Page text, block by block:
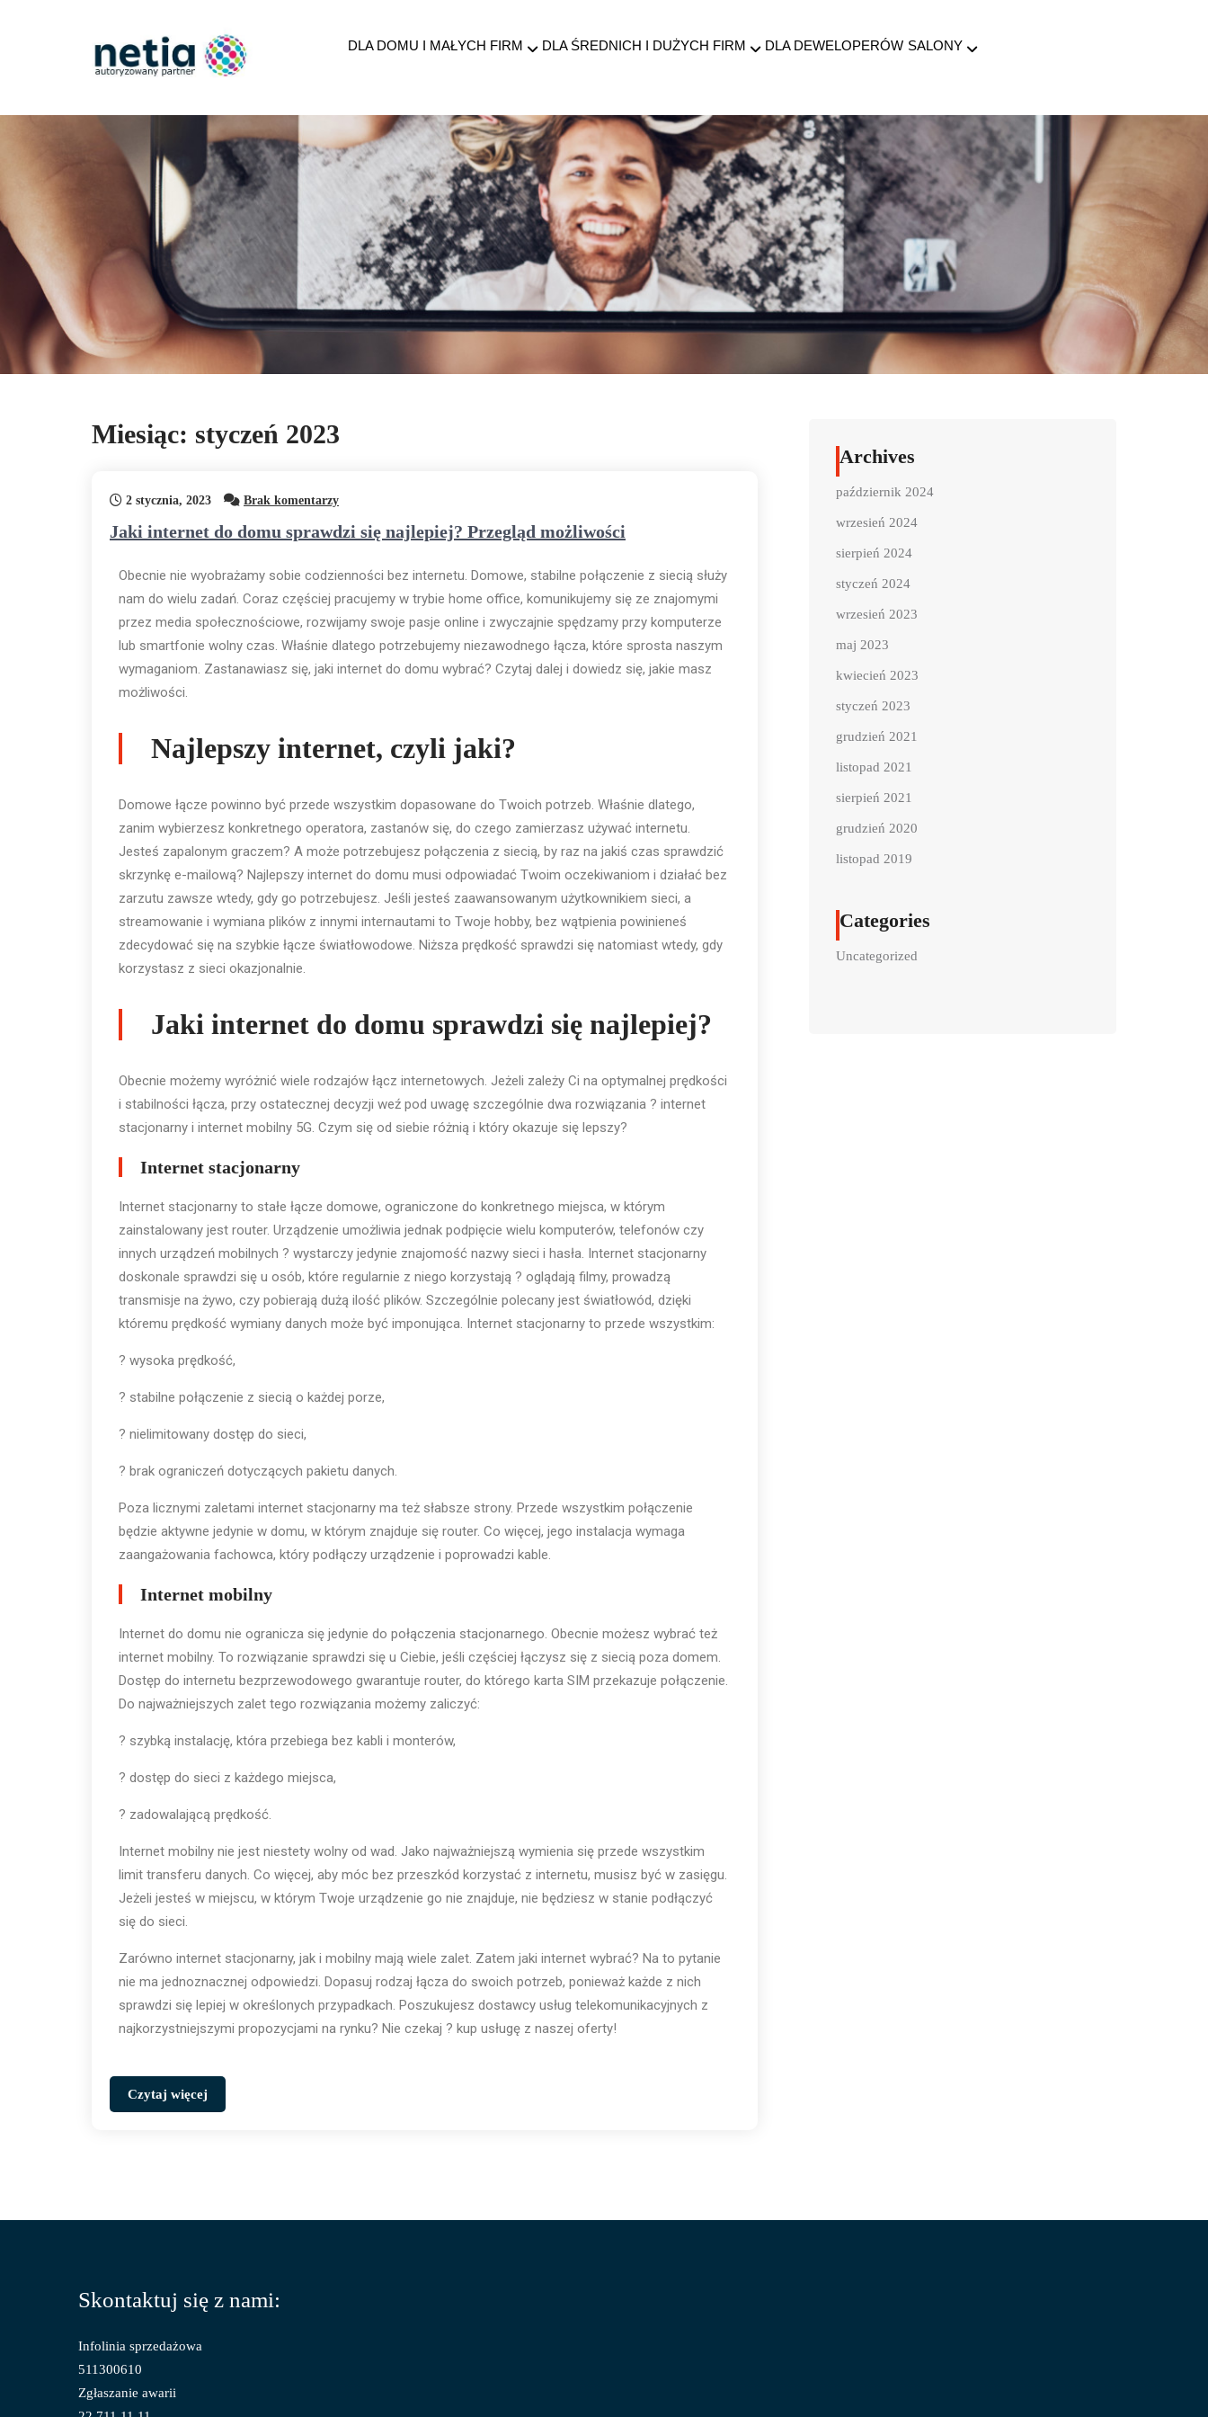
DLA DOMU I MAŁYCH FIRM DLA ŚREDNICH I DUŻYCH FIRM DLA DEWELOPERÓW SALONY
Miesiąc: styczeń 2023
2 stycznia, 2023 Brak komentarzy
Jaki internet do domu sprawdzi się najlepiej? Przegląd możliwości
Obecnie nie wyobrażamy sobie codzienności bez internetu. Domowe, stabilne połączenie z siecią służy
nam do wielu zadań. Coraz częściej pracujemy w trybie home office, komunikujemy się ze znajomymi
przez media społecznościowe, rozwijamy swoje pasje online i zwyczajnie spędzamy przy komputerze
lub smartfonie wolny czas. Właśnie dlatego potrzebujemy niezawodnego łącza, które sprosta naszym
wymaganiom. Zastanawiasz się, jaki internet do domu wybrać? Czytaj dalej i dowiedz się, jakie masz
możliwości.
Najlepszy internet, czyli jaki?
Domowe łącze powinno być przede wszystkim dopasowane do Twoich potrzeb. Właśnie dlatego,
zanim wybierzesz konkretnego operatora, zastanów się, do czego zamierzasz używać internetu.
Jesteś zapalonym graczem? A może potrzebujesz połączenia z siecią, by raz na jakiś czas sprawdzić
skrzynkę e-mailową? Najlepszy internet do domu musi odpowiadać Twoim oczekiwaniom i działać bez
zarzutu zawsze wtedy, gdy go potrzebujesz. Jeśli jesteś zaawansowanym użytkownikiem sieci, a
streamowanie i wymiana plików z innymi internautami to Twoje hobby, bez wątpienia powinieneś
zdecydować się na szybkie łącze światłowodowe. Niższa prędkość sprawdzi się natomiast wtedy, gdy
korzystasz z sieci okazjonalnie.
Jaki internet do domu sprawdzi się najlepiej?
Obecnie możemy wyróżnić wiele rodzajów łącz internetowych. Jeżeli zależy Ci na optymalnej prędkości
i stabilności łącza, przy ostatecznej decyzji weź pod uwagę szczególnie dwa rozwiązania ? internet
stacjonarny i internet mobilny 5G. Czym się od siebie różnią i który okazuje się lepszy?
Internet stacjonarny
Internet stacjonarny to stałe łącze domowe, ograniczone do konkretnego miejsca, w którym
zainstalowany jest router. Urządzenie umożliwia jednak podpięcie wielu komputerów, telefonów czy
innych urządzeń mobilnych ? wystarczy jedynie znajomość nazwy sieci i hasła. Internet stacjonarny
doskonale sprawdzi się u osób, które regularnie z niego korzystają ? oglądają filmy, prowadzą
transmisje na żywo, czy pobierają dużą ilość plików. Szczególnie polecany jest światłowód, dzięki
któremu prędkość wymiany danych może być imponująca. Internet stacjonarny to przede wszystkim:
? wysoka prędkość,
? stabilne połączenie z siecią o każdej porze,
? nielimitowany dostęp do sieci,
? brak ograniczeń dotyczących pakietu danych.
Poza licznymi zaletami internet stacjonarny ma też słabsze strony. Przede wszystkim połączenie
będzie aktywne jedynie w domu, w którym znajduje się router. Co więcej, jego instalacja wymaga
zaangażowania fachowca, który podłączy urządzenie i poprowadzi kable.
Internet mobilny
Internet do domu nie ogranicza się jedynie do połączenia stacjonarnego. Obecnie możesz wybrać też
internet mobilny. To rozwiązanie sprawdzi się u Ciebie, jeśli częściej łączysz się z siecią poza domem.
Dostęp do internetu bezprzewodowego gwarantuje router, do którego karta SIM przekazuje połączenie.
Do najważniejszych zalet tego rozwiązania możemy zaliczyć:
? szybką instalację, która przebiega bez kabli i monterów,
? dostęp do sieci z każdego miejsca,
? zadowalającą prędkość.
Internet mobilny nie jest niestety wolny od wad. Jako najważniejszą wymienia się przede wszystkim
limit transferu danych. Co więcej, aby móc bez przeszkód korzystać z internetu, musisz być w zasięgu.
Jeżeli jesteś w miejscu, w którym Twoje urządzenie go nie znajduje, nie będziesz w stanie podłączyć
się do sieci.
Zarówno internet stacjonarny, jak i mobilny mają wiele zalet. Zatem jaki internet wybrać? Na to pytanie
nie ma jednoznacznej odpowiedzi. Dopasuj rodzaj łącza do swoich potrzeb, ponieważ każde z nich
sprawdzi się lepiej w określonych przypadkach. Poszukujesz dostawcy usług telekomunikacyjnych z
najkorzystniejszymi propozycjami na rynku? Nie czekaj ? kup usługę z naszej oferty!
Czytaj więcej
Archives
październik 2024
wrzesień 2024
sierpień 2024
styczeń 2024
wrzesień 2023
maj 2023
kwiecień 2023
styczeń 2023
grudzień 2021
listopad 2021
sierpień 2021
grudzień 2020
listopad 2019
Categories
Uncategorized
Skontaktuj się z nami:
Infolinia sprzedażowa
511300610
Zgłaszanie awarii